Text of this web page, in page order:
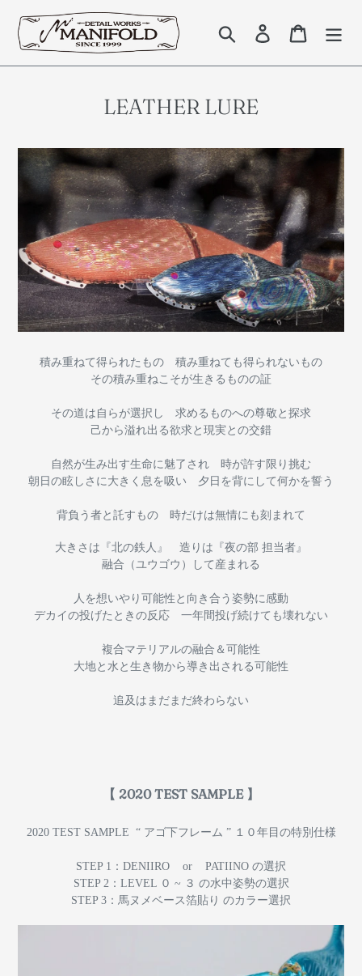
検索 Log in Cart
LEATHER LURE
積み重ねて得られたもの 積み重ねても得られないもの
その積み重ねこそが生きるものの証
その道は自らが選択し 求めるものへの尊敬と探求
己から溢れ出る欲求と現実との交錯
自然が生み出す生命に魅了され 時が許す限り挑む
朝日の眩しさに大きく息を吸い 夕日を背にして何かを誓う
背負う者と託すもの 時だけは無情にも刻まれて
大きさは『北の鉄人』 造りは『夜の部 担当者』
融合（ユウゴウ）して産まれる
人を想いやり可能性と向き合う姿勢に感動
デカイの投げたときの反応 一年間投げ続けても壊れない
複合マテリアルの融合＆可能性
大地と水と生き物から導き出される可能性
追及はまだまだ終わらない
【 2020 TEST SAMPLE 】
2020 TEST SAMPLE “ アゴ下フレーム ” １０年目の特別仕様
STEP 1：DENIIRO or PATIINO の選択
STEP 2：LEVEL ０ ~ ３ の水中姿勢の選択
STEP 3：馬ヌメベース箔貼り のカラー選択